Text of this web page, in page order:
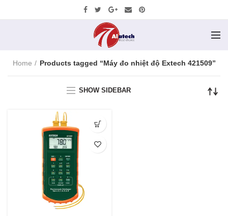
Home Products tagged “Máy đo nhiệt độ Extech 421509”
SHOW SIDEBAR